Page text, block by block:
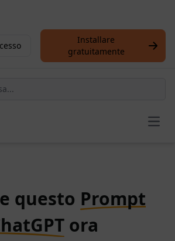
Installare
gratuitamente
questo Prompt
ora